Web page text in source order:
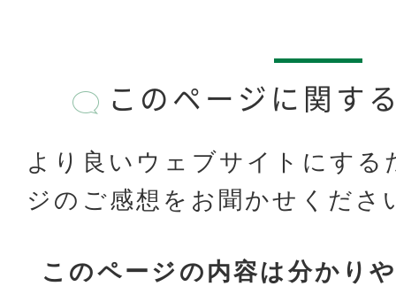
このページに関す
より良いウェブサイトにする
ジのご感想をお聞かせくださ
このページの内容は分かり